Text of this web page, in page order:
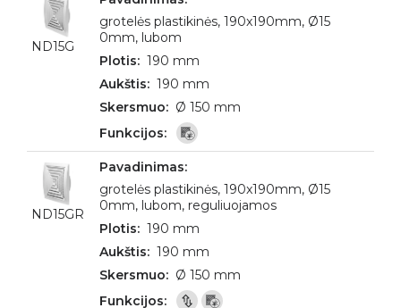
ND15G
grotelės plastikinės, 190x190mm, Ø15
0mm, lubom
190 mm
190 mm
Ø 150 mm
ND15GR
grotelės plastikinės, 190x190mm, Ø15
0mm, lubom, reguliuojamos
190 mm
190 mm
Ø 150 mm